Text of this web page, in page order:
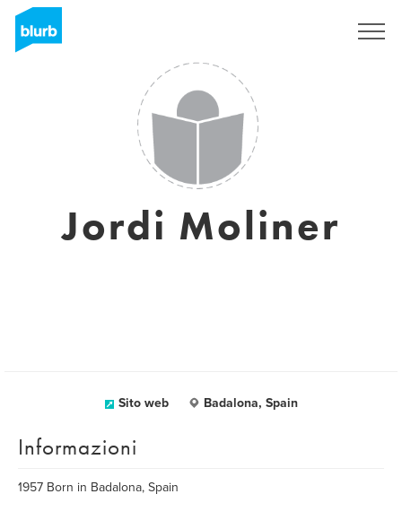
Jordi Moliner
Sito web Badalona, Spain
Informazioni
1957 Born in Badalona, Spain